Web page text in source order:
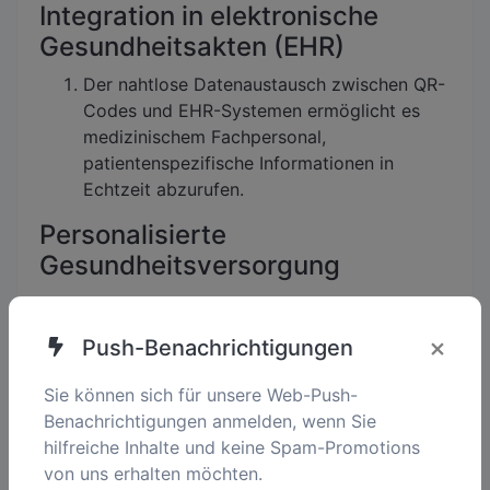
Integration in elektronische
Gesundheitsakten (EHR)
Der nahtlose Datenaustausch zwischen QR-
Codes und EHR-Systemen ermöglicht es
medizinischem Fachpersonal,
patientenspezifische Informationen in
Echtzeit abzurufen.
Personalisierte
Gesundheitsversorgung
QR-Codes könnten zu hyper-
indem sie direkt mit dem Gesundheitsprofil
maßgeschneiderte Ressourcen bereitstellen.
Nachhaltigkeitsaspekte
Push-Benachrichtigungen ×
Sie können sich für unsere Web-Push-
Benachrichtigungen anmelden, wenn Sie
hilfreiche Inhalte und keine Spam-Promotions
von uns erhalten möchten.